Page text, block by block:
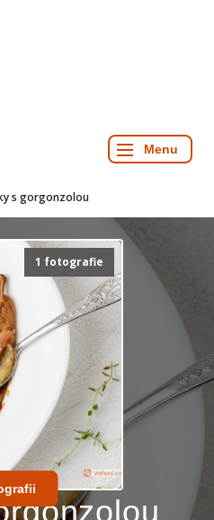
s gorgonzolou
1 fotografie